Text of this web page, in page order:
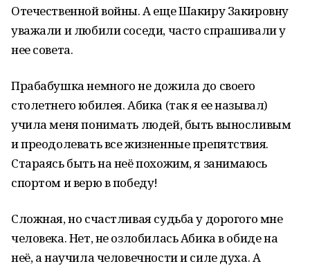
Отечественной войны. А еще Шакиру Закировну
уважали и любили соседи, часто спрашивали у
нее совета.
Прабабушка немного не дожила до своего
столетнего юбилея. Абика (так я ее называл)
учила меня понимать людей, быть выносливым
и преодолевать все жизненные препятствия.
Стараясь быть на неё похожим, я занимаюсь
спортом и верю в победу!
Сложная, но счастливая судьба у дорогого мне
человека. Нет, не озлобилась Абика в обиде на
неё, а научила человечности и силе духа. А